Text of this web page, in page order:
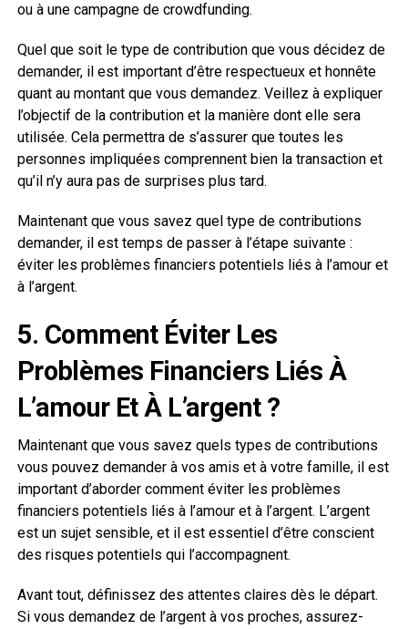
ou à une campagne de crowdfunding.
Quel que soit le type de contribution que vous décidez de
demander, il est important d’être respectueux et honnête
quant au montant que vous demandez. Veillez à expliquer
l’objectif de la contribution et la manière dont elle sera
utilisée. Cela permettra de s’assurer que toutes les
personnes impliquées comprennent bien la transaction et
qu’il n’y aura pas de surprises plus tard.
Maintenant que vous savez quel type de contributions
demander, il est temps de passer à l’étape suivante :
éviter les problèmes financiers potentiels liés à l’amour et
à l’argent.
5. Comment Éviter Les
Problèmes Financiers Liés À
L’amour Et À L’argent ?
Maintenant que vous savez quels types de contributions
vous pouvez demander à vos amis et à votre famille, il est
important d’aborder comment éviter les problèmes
financiers potentiels liés à l’amour et à l’argent. L’argent
est un sujet sensible, et il est essentiel d’être conscient
des risques potentiels qui l’accompagnent.
Avant tout, définissez des attentes claires dès le départ.
Si vous demandez de l’argent à vos proches, assurez-